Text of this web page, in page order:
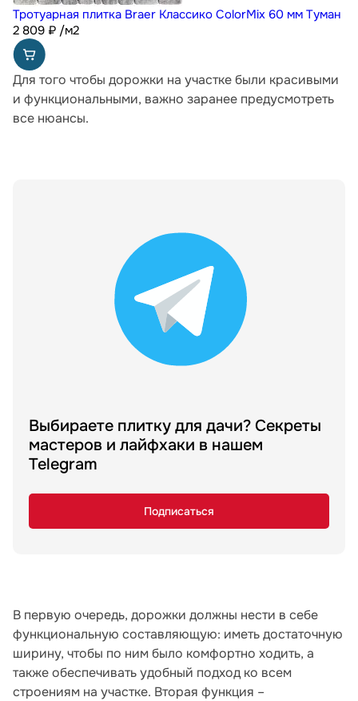
Тротуарная плитка Braer Классико ColorMix 60 мм Туман
2 809 ₽ /м2
Для того чтобы дорожки на участке были красивыми
и функциональными, важно заранее предусмотреть
все нюансы.
Выбираете плитку для дачи? Секреты
мастеров и лайфхаки в нашем
Telegram
Подписаться
В первую очередь, дорожки должны нести в себе
функциональную составляющую: иметь достаточную
ширину, чтобы по ним было комфортно ходить, а
также обеспечивать удобный подход ко всем
строениям на участке. Вторая функция –